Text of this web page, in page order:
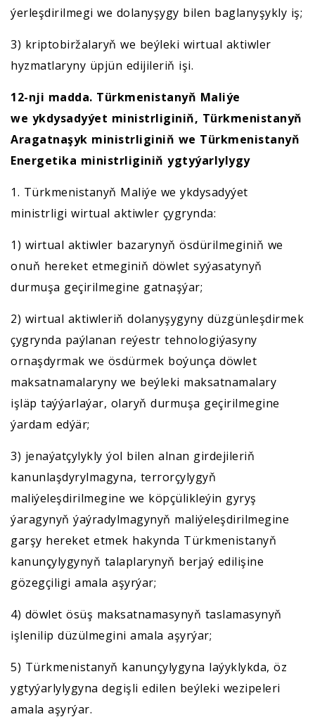
ýerleşdirilmegi we dolanyşygy bilen baglanyşykly iş;
3) kriptobiržalaryň we beýleki wirtual aktiwler
hyzmatlaryny üpjün edijileriň işi.
12-nji madda. Türkmenistanyň Maliýe
we ykdysadyýet ministrliginiň, Türkmenistanyň
Aragatnaşyk ministrliginiň we Türkmenistanyň
Energetika ministrliginiň ygtyýarlylygy
1. Türkmenistanyň Maliýe we ykdysadyýet
ministrligi wirtual aktiwler çygrynda:
1) wirtual aktiwler bazarynyň ösdürilmeginiň we
onuň hereket etmeginiň döwlet syýasatynyň
durmuşa geçirilmegine gatnaşýar;
2) wirtual aktiwleriň dolanyşygyny düzgünleşdirmek
çygrynda paýlanan reýestr tehnologiýasyny
ornaşdyrmak we ösdürmek boýunça döwlet
maksatnamalaryny we beýleki maksatnamalary
işläp taýýarlaýar, olaryň durmuşa geçirilmegine
ýardam edýär;
3) jenaýatçylykly ýol bilen alnan girdejileriň
kanunlaşdyrylmagyna, terrorçylygyň
maliýeleşdirilmegine we köpçülikleýin gyryş
ýaragynyň ýaýradylmagynyň maliýeleşdirilmegine
garşy hereket etmek hakynda Türkmenistanyň
kanunçylygynyň talaplarynyň berjaý edilişine
gözegçiligi amala aşyrýar;
4) döwlet ösüş maksatnamasynyň taslamasynyň
işlenilip düzülmegini amala aşyrýar;
5) Türkmenistanyň kanunçylygyna laýyklykda, öz
ygtyýarlylygyna degişli edilen beýleki wezipeleri
amala aşyrýar.